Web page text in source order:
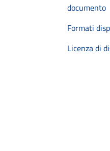
documento
Formati
Licenza di